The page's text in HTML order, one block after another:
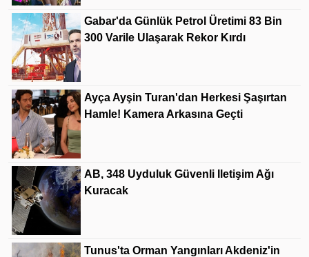
Gabar'da Günlük Petrol Üretimi 83 Bin
300 Varile Ulaşarak Rekor Kırdı
Ayça Ayşin Turan'dan Herkesi Şaşırtan
Hamle! Kamera Arkasına Geçti
AB, 348 Uyduluk Güvenli Iletişim Ağı
Kuracak
Tunus'ta Orman Yangınları Akdeniz'in